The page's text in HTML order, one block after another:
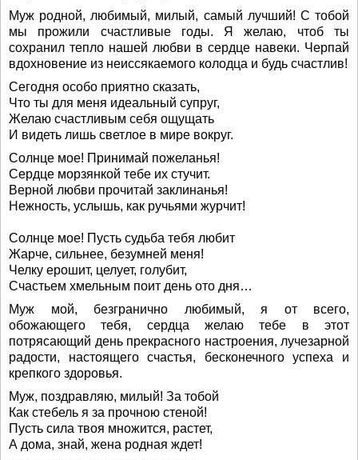
Муж родной, любимый, милый, самый лучший! С тобой
мы прожили счастливые годы. Я желаю, чтоб ты
сохранил тепло нашей любви в сердце навеки. Черпай
вдохновение из неиссякаемого колодца и будь счастлив!
Сегодня особо приятно сказать,
Что ты для меня идеальный супруг,
Желаю счастливым себя ощущать
И видеть лишь светлое в мире вокруг.
Солнце мое! Принимай пожеланья!
Сердце морзянкой тебе их стучит.
Верной любви прочитай заклинанья!
Нежность, услышь, как ручьями журчит!
Солнце мое! Пусть судьба тебя любит
Жарче, сильнее, безумней меня!
Челку ерошит, целует, голубит,
Счастьем хмельным поит день ото дня…
Муж мой, безгранично любимый, я от всего,
обожающего тебя, сердца желаю тебе в этот
потрясающий день прекрасного настроения, лучезарной
радости, настоящего счастья, бесконечного успеха и
крепкого здоровья.
Муж, поздравляю, милый! За тобой
Как стебель я за прочною стеной!
Пусть сила твоя множится, растет,
А дома, знай, жена родная ждет!